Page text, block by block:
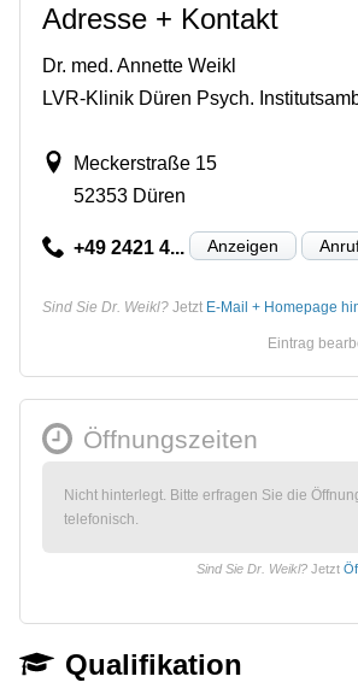
Adresse + Kontakt
Dr. med. Annette Weikl
LVR-Klinik Düren Psych.
Meckerstraße 15
52353 Düren
+49 2421 4... Anzeigen
Sind Sie Dr. Weikl? Jetzt E-Mail + Homepage
Eintrag
Öffnungszeiten
Nicht hinterlegt. Bitte erfragen Sie die
telefonisch.
Sind Sie Dr. Weikl? Jetzt
Qualifikation